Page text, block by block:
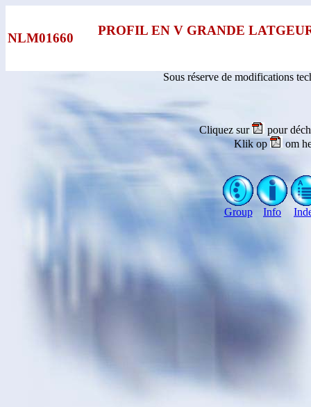
NLM01660
PROFIL EN V GRANDE
Sous réserve de modifications
Cliquez sur
pour
Klik op
om
Group Info